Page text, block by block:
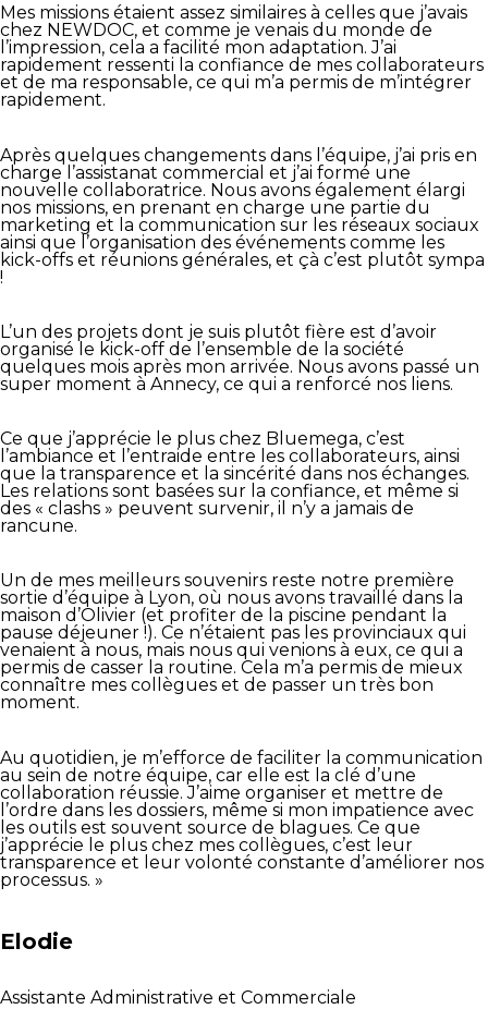
Mes missions étaient assez similaires à celles que j’avais
chez NEWDOC, et comme je venais du monde de
l’impression, cela a facilité mon adaptation. J’ai
rapidement ressenti la confiance de mes collaborateurs
et de ma responsable, ce qui m’a permis de m’intégrer
rapidement.
Après quelques changements dans l’équipe, j’ai pris en
charge l’assistanat commercial et j’ai formé une
nouvelle collaboratrice. Nous avons également élargi
nos missions, en prenant en charge une partie du
marketing et la communication sur les réseaux sociaux
ainsi que l’organisation des événements comme les
kick-offs et réunions générales, et çà c’est plutôt sympa
!
L’un des projets dont je suis plutôt fière est d’avoir
organisé le kick-off de l’ensemble de la société
quelques mois après mon arrivée. Nous avons passé un
super moment à Annecy, ce qui a renforcé nos liens.
Ce que j’apprécie le plus chez Bluemega, c’est
l’ambiance et l’entraide entre les collaborateurs, ainsi
que la transparence et la sincérité dans nos échanges.
Les relations sont basées sur la confiance, et même si
des « clashs » peuvent survenir, il n’y a jamais de
rancune.
Un de mes meilleurs souvenirs reste notre première
sortie d’équipe à Lyon, où nous avons travaillé dans la
maison d’Olivier (et profiter de la piscine pendant la
pause déjeuner !). Ce n’étaient pas les provinciaux qui
venaient à nous, mais nous qui venions à eux, ce qui a
permis de casser la routine. Cela m’a permis de mieux
connaître mes collègues et de passer un très bon
moment.
Au quotidien, je m’efforce de faciliter la communication
au sein de notre équipe, car elle est la clé d’une
collaboration réussie. J’aime organiser et mettre de
l’ordre dans les dossiers, même si mon impatience avec
les outils est souvent source de blagues. Ce que
j’apprécie le plus chez mes collègues, c’est leur
transparence et leur volonté constante d’améliorer nos
processus. »
Elodie
Assistante Administrative et Commerciale